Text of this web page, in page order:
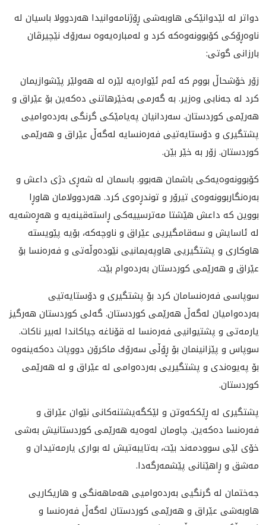
دواتر له‌ لێدوانێكى هاوبه‌شى ڕۆژنامه‌وانیدا هه‌ردوولا باسیان له‌
ناوه‌ڕۆكی كۆبوونه‌وه‌كه‌ كرد و له‌مباره‌یه‌وه‌ سه‌رۆك نێچیرڤان
بارزانی گوتی:
زۆر خۆشحاڵ بووم كه‌ ئه‌م ئێواره‌يه‌ لێره‌ له‌ هه‌ولێر پێشوازيمان
كرد له‌‌ جه‌نابى وه‌زير. به‌ گه‌رمى به‌خێرهاتنى ده‌كه‌ين بۆ عێراق و
هه‌رێمى كوردستان. سه‌ردانيان په‌يامێكى گرنگى به‌رده‌واميى
پشتگيرى و دۆستايه‌تيى فه‌ره‌نسايه‌ له‌گه‌ڵ عێراق و هه‌رێمى
كوردستان. زۆر به‌ خێر بێن.
كۆبوونه‌وه‌يه‌كى باشمان هه‌بوو. باسمان له‌ شه‌ڕى دژى داعش و
به‌ره‌نگاربوونه‌وه‌ى تيرۆر و توندڕه‌وى كرد. هه‌ردوولامان هاوڕا
بووين كه‌ داعش هێشتا مه‌ترسييه‌كى ڕاسته‌قينه‌يه‌ و هه‌ڕه‌شه‌یه‌
له‌ ئاسايش و سه‌قامگيريى عێراق و ناوچه‌كه، بۆيه‌ پێويسته‌
هاوكارى و پشتگيريى هاوپه‌يمانيى نێوده‌وڵه‌تى و فه‌ره‌نسا بۆ
عێراق و هه‌رێمى كوردستان به‌رده‌وام بێت.
سوپاسى فه‌ره‌نسامان كرد بۆ پشتگيرى و دۆستايه‌تيى
به‌رده‌واميان له‌گه‌ڵ هه‌رێمى كوردستان. گه‌لى كوردستان هه‌رگيز
يارمه‌تى و پشتيوانيى فه‌ره‌نسا له‌ قۆناغه‌ جياكاندا له‌بير ناكات.
سوپاس و پێزانينمان بۆ ڕۆڵى سه‌رۆك ماكرۆن دووپات ده‌كه‌ينه‌وه‌
بۆ په‌يوه‌ندى و پشتگيريى به‌رده‌وامى له‌ عێراق و له‌ هه‌رێمى
كوردستان.
پشتگيرى له‌ ڕێككه‌وتن و لێكگه‌يشتنه‌كانى نێوان عێراق و
فه‌ره‌نسا ده‌كه‌ين. چاومان له‌وه‌يه‌ هه‌رێمى كوردستانيش به‌شى
خۆى لێى سوودمه‌ند بێت، به‌تايبه‌تيش له‌ بوارى يارمه‌تيدان و
مه‌شق و ڕاهێنانى پێشمه‌رگه‌دا.
جه‌ختمان له‌ گرنگيى به‌رده‌واميى هه‌ماهه‌نگى و هاريكاريى
هاوبه‌شى عێراق و هه‌رێمى كوردستان له‌گه‌ڵ فه‌ره‌نسا و